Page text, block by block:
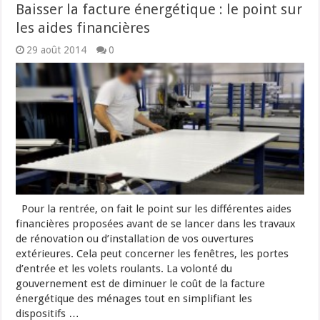
Baisser la facture énergétique : le point sur
les aides financières
29 août 2014 0
Pour la rentrée, on fait le point sur les différentes aides
financières proposées avant de se lancer dans les travaux
de rénovation ou d’installation de vos ouvertures
extérieures. Cela peut concerner les fenêtres, les portes
d’entrée et les volets roulants. La volonté du
gouvernement est de diminuer le coût de la facture
énergétique des ménages tout en simplifiant les
dispositifs …